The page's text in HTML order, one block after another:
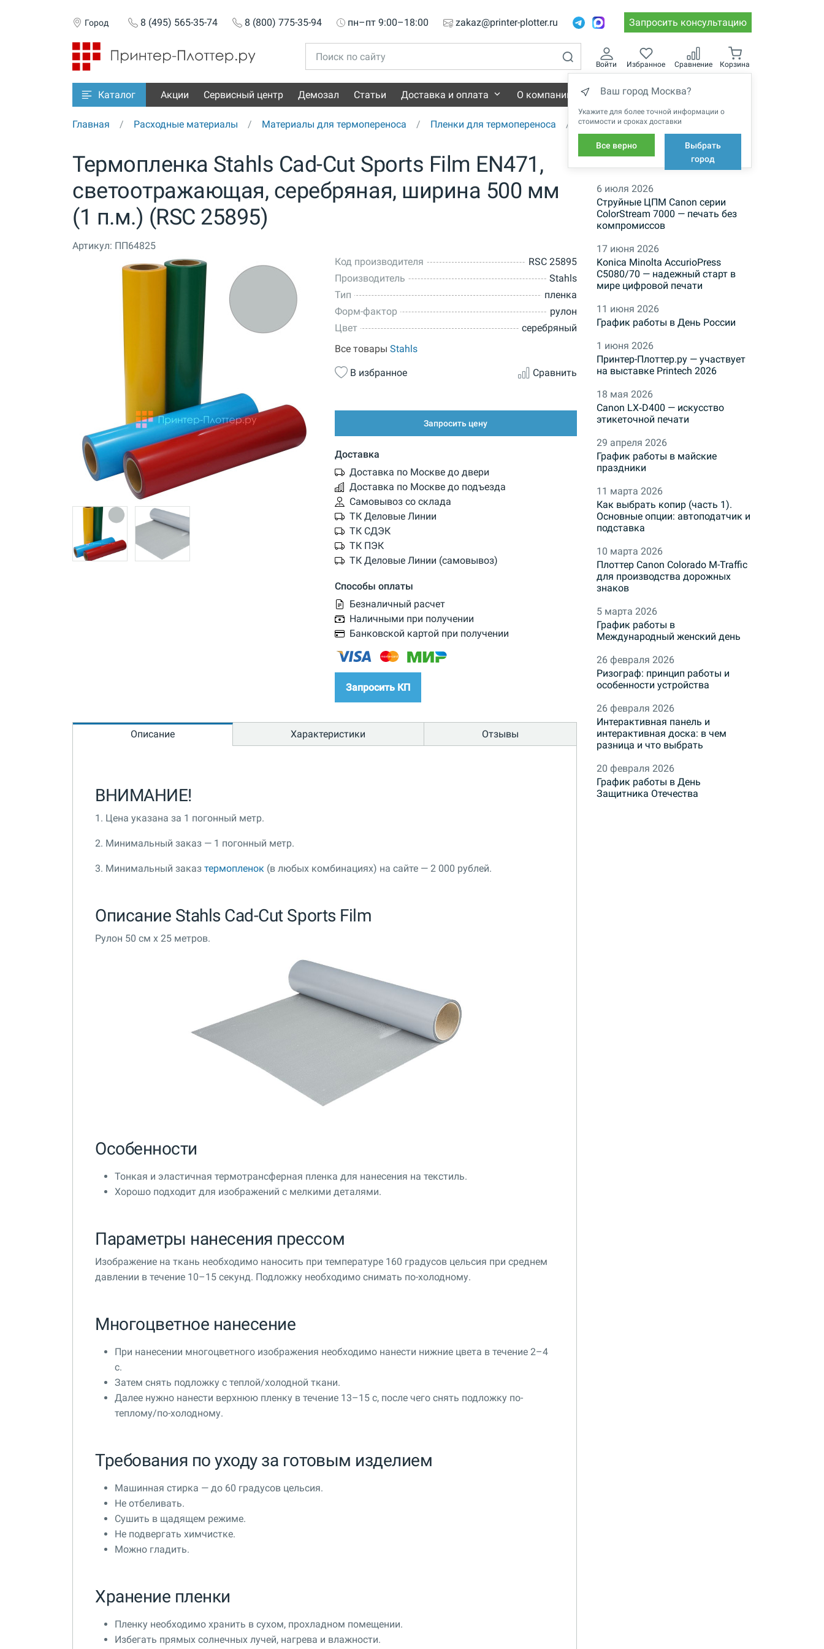
Город 8 (495) 565-35-74 8 (800) 775-35-94 пн–пт 9:00–18:00 zakaz@printer-plotter.ru Запросить консультацию
Войти Избранное Сравнение Корзина
Ваш город Москва?
Укажите для более точной информации о
стоимости и сроках доставки
Все верно
Выбрать
город
Каталог Акции Сервисный центр Демозал Статьи Доставка и оплата О компании Вакансии
Главная Расходные материалы Материалы для термопереноса Пленки для термопереноса
Термопленка Stahls Cad-Cut Sports Film EN471,
светоотражающая, серебряная, ширина 500 мм
(1 п.м.) (RSC 25895)
Артикул: ПП64825
Код производителя
RSC 25895
Производитель
Stahls
Тип
пленка
Форм-фактор
рулон
Цвет
серебряный
Все товары Stahls
В избранное Сравнить
Запросить цену
Доставка
Доставка по Москве до двери
Доставка по Москве до подъезда
Самовывоз со склада
ТК Деловые Линии
ТК СДЭК
ТК ПЭК
ТК Деловые Линии (самовывоз)
Способы оплаты
Безналичный расчет
Наличными при получении
Банковской картой при получении
Запросить КП
Описание Характеристики Отзывы
ВНИМАНИЕ!
1. Цена указана за 1 погонный метр.
2. Минимальный заказ — 1 погонный метр.
3. Минимальный заказ термопленок (в любых комбинациях) на сайте — 2 000 рублей.
Описание Stahls Cad-Cut Sports Film
Рулон 50 см x 25 метров.
Особенности
Тонкая и эластичная термотрансферная пленка для нанесения на текстиль.
Хорошо подходит для изображений с мелкими деталями.
Параметры нанесения прессом
Изображение на ткань необходимо наносить при температуре 160 градусов цельсия при среднем
давлении в течение 10–15 секунд. Подложку необходимо снимать по-холодному.
Многоцветное нанесение
При нанесении многоцветного изображения необходимо нанести нижние цвета в течение 2–4
с.
Затем снять подложку с теплой/холодной ткани.
Далее нужно нанести верхнюю пленку в течение 13–15 с, после чего снять подложку по-
теплому/по-холодному.
Требования по уходу за готовым изделием
Машинная стирка — до 60 градусов цельсия.
Не отбеливать.
Сушить в щадящем режиме.
Не подвергать химчистке.
Можно гладить.
Хранение пленки
Пленку необходимо хранить в сухом, прохладном помещении.
Избегать прямых солнечных лучей, нагрева и влажности.
НОВОСТИ
6 июля 2026
Струйные ЦПМ Canon серии
ColorStream 7000 — печать без
компромиссов
17 июня 2026
Konica Minolta AccurioPress
C5080/70 — надежный старт в
мире цифровой печати
11 июня 2026
График работы в День России
1 июня 2026
Принтер-Плоттер.ру — участвует
на выставке Printech 2026
18 мая 2026
Canon LX‑D400 — искусство
этикеточной печати
29 апреля 2026
График работы в майские
праздники
11 марта 2026
Как выбрать копир (часть 1).
Основные опции: автоподатчик и
подставка
10 марта 2026
Плоттер Canon Colorado M-Traffic
для производства дорожных
знаков
5 марта 2026
График работы в
Международный женский день
26 февраля 2026
Ризограф: принцип работы и
особенности устройства
26 февраля 2026
Интерактивная панель и
интерактивная доска: в чем
разница и что выбрать
20 февраля 2026
График работы в День
Защитника Отечества